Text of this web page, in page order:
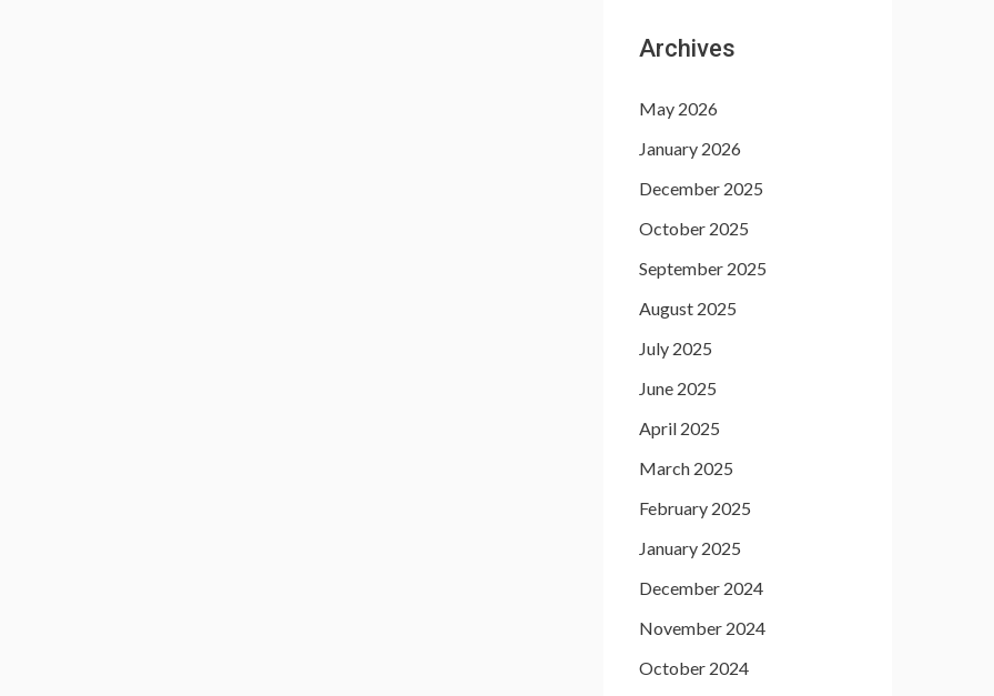
Archives
May 2026
January 2026
December 2025
October 2025
September 2025
August 2025
July 2025
June 2025
April 2025
March 2025
February 2025
January 2025
December 2024
November 2024
October 2024